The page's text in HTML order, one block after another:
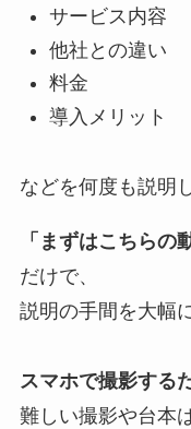
サービス内容
他社との違い
料金
導入メリット
などを何度も説明
「まずはこちらの
だけで、
説明の手間を大幅
スマホで撮影する
難しい撮影や台本